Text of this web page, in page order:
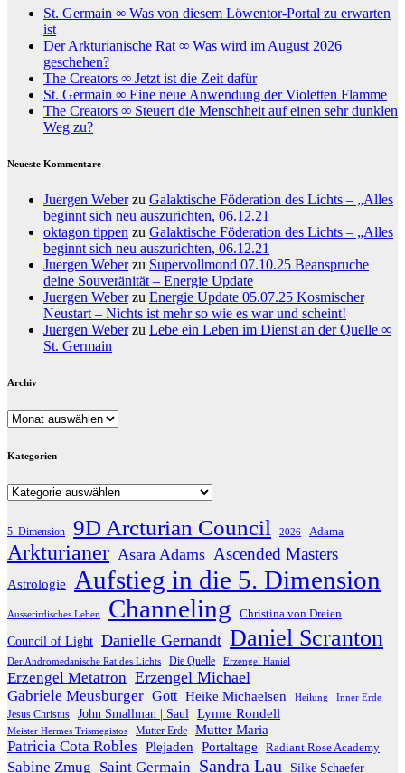
St. Germain ∞ Was von diesem Löwentor-Portal zu erwarten
ist
Der Arkturianische Rat ∞ Was wird im August 2026
geschehen?
The Creators ∞ Jetzt ist die Zeit dafür
St. Germain ∞ Eine neue Anwendung der Violetten Flamme
The Creators ∞ Steuert die Menschheit auf einen sehr dunklen
Weg zu?
Neueste Kommentare
Juergen Weberzu Galaktische Föderation des Lichts – „Alles
beginnt sich neu auszurichten, 06.12.21
oktagon tippen zu Galaktische Föderation des Lichts – „Alles
beginnt sich neu auszurichten, 06.12.21
Juergen Weberzu Supervollmond 07.10.25 Beanspruche
deine Souveränität – Energie Update
Juergen Weberzu Energie Update 05.07.25 Kosmischer
Neustart – Nichts ist mehr so wie es war und scheint!
Juergen Weberzu Lebe ein Leben im Dienst an der Quelle ∞
St. Germain
Archiv
Archiv
Kategorien
Kategorien
5. Dimension 9D Arcturian Council 2026 Adama
Arkturianer Asara Adams Ascended Masters
Astrologie Aufstieg in die 5. Dimension
Ausserirdisches Leben Channeling Christina von Dreien
Council of Light Danielle Gernandt Daniel Scranton
Der Andromedanische Rat des Lichts Die Quelle Erzengel Haniel
Erzengel Metatron Erzengel Michael
Gabriele Meusburger Gott Heike Michaelsen Heilung Inner Erde
Jesus Christus John Smallman | Saul Lynne Rondell
Meister Hermes Trismegistos Mutter Erde Mutter Maria
Patricia Cota Robles Plejaden Portaltage Radiant Rose Academy
Sabine Zmug Saint Germain Sandra Lau Silke Schaefer